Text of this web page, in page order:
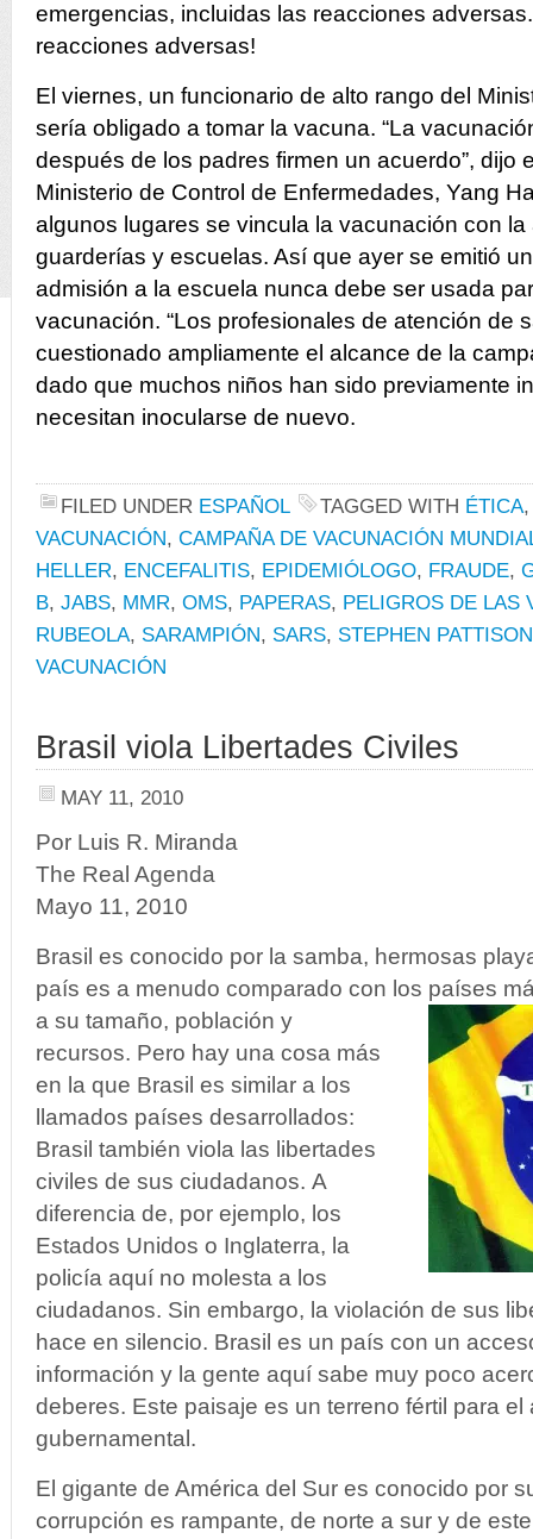
emergencias, incluidas las reacciones
reacciones adversas!
El viernes, un funcionario de alto rango del
sería obligado a tomar la vacuna. “La
después de los padres firmen un acuerdo”, dijo
Ministerio de Control de Enfermedades, Yang
algunos lugares se vincula la vacunación con la
guarderías y escuelas. Así que ayer se emitió
admisión a la escuela nunca debe ser usada
vacunación. “Los profesionales de atención de
cuestionado ampliamente el alcance de la
dado que muchos niños han sido previamente
necesitan inocularse de nuevo.
FILED UNDER ESPAÑOL TAGGED WITH ÉTICA
VACUNACIÓN, CAMPAÑA DE VACUNACIÓN
HELLER, ENCEFALITIS, EPIDEMIÓLOGO, FRAUDE,
B, JABS, MMR, OMS, PAPERAS, PELIGROS DE LAS
RUBEOLA, SARAMPIÓN, SARS, STEPHEN PATTISON
VACUNACIÓN
Brasil viola Libertades Civiles
MAY 11, 2010
Por Luis R. Miranda
The Real Agenda
Mayo 11, 2010
Brasil es conocido por la samba, hermosas
país es a menudo comparado con los países
a su tamaño, población y
recursos. Pero hay una cosa más
en la que Brasil es similar a los
llamados países desarrollados:
Brasil también viola las libertades
civiles de sus ciudadanos. A
diferencia de, por ejemplo, los
Estados Unidos o Inglaterra, la
policía aquí no molesta a los
ciudadanos. Sin embargo, la violación de sus
hace en silencio. Brasil es un país con un
información y la gente aquí sabe muy poco
deberes. Este paisaje es un terreno fértil para
gubernamental.
El gigante de América del Sur es conocido por
corrupción es rampante, de norte a sur y de